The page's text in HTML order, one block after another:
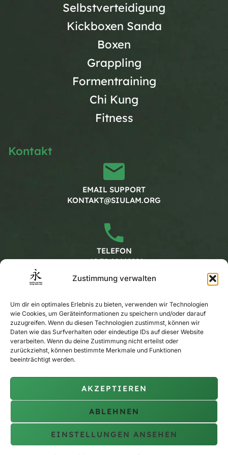
Zustimmung verwalten
Um dir ein optimales Erlebnis zu bieten, verwenden wir Technologien
wie Cookies, um Geräteinformationen zu speichern und/oder darauf
zuzugreifen. Wenn du diesen Technologien zustimmst, können wir
Daten wie das Surfverhalten oder eindeutige IDs auf dieser Website
verarbeiten. Wenn du deine Zustimmung nicht erteilst oder
zurückziehst, können bestimmte Merkmale und Funktionen
beeinträchtigt werden.
AKZEPTIEREN
ABLEHNEN
EINSTELLUNGEN ANSEHEN
Selbstverteidigung
Kickboxen Sanda
Boxen
Grappling
Formentraining
Chi Kung
Fitness
Kontakt
EMAIL SUPPORT
KONTAKT@SIULAM.ORG
TELEFON
+49 30 20662228
MONTAG - FREITAG
KALENDER
PRIVAT-TRAINING